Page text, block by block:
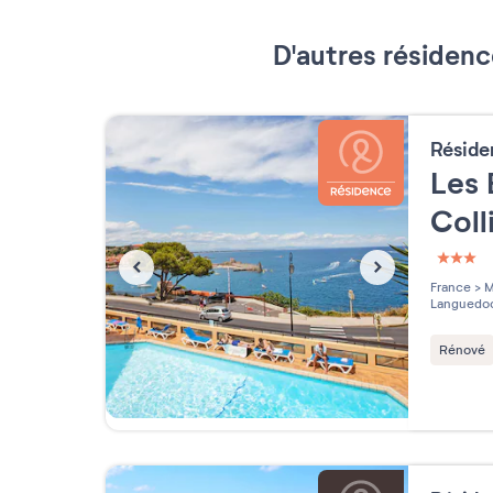
D'autres
Les
3
France >
Rénové